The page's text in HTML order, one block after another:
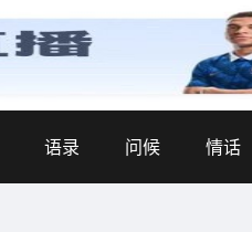
语录 问候 情话